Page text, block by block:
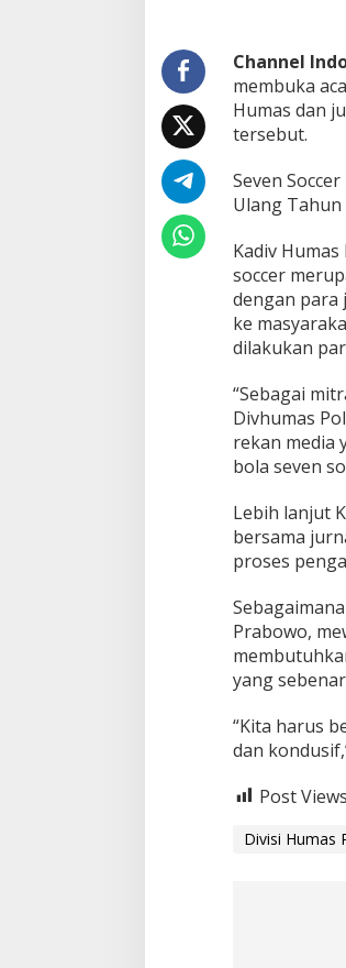
e
v
e
n
c
c
e
Channel
membuka
Humas dan
tersebut.
Seven
Ulang Tahun
Kadiv
soccer
dengan para
ke
dilakukan
“Sebagai
Divhumas
rekan media
bola seven
Lebih lanjut
bersama
proses
Prabowo,
yang
“Kita harus
dan
Post
Divisi Humas